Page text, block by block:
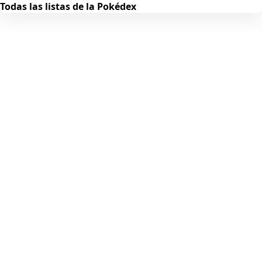
Todas las listas de la Pokédex